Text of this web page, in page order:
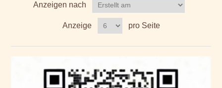
Anzeigen nach
Anzeige pro Seite